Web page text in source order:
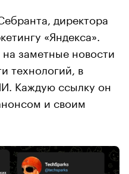
директора
«Яндекса».
заметные новости
технологий, в
Каждую ссылку он
и своим